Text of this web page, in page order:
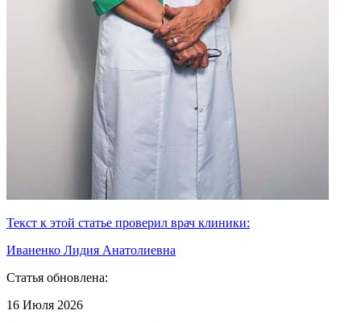
Текст к этой статье проверил врач клиники:
Иваненко Лидия Анатолиевна
Статья обновлена:
16 Июля 2026